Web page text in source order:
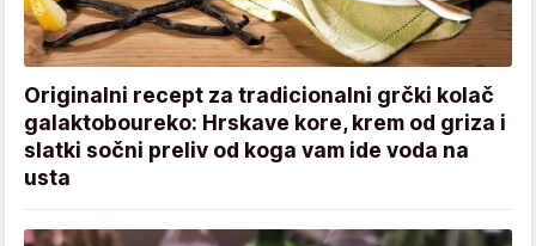
Originalni recept za tradicionalni grčki kolač
galaktoboureko: Hrskave kore, krem od griza i
slatki sočni preliv od koga vam ide voda na
usta